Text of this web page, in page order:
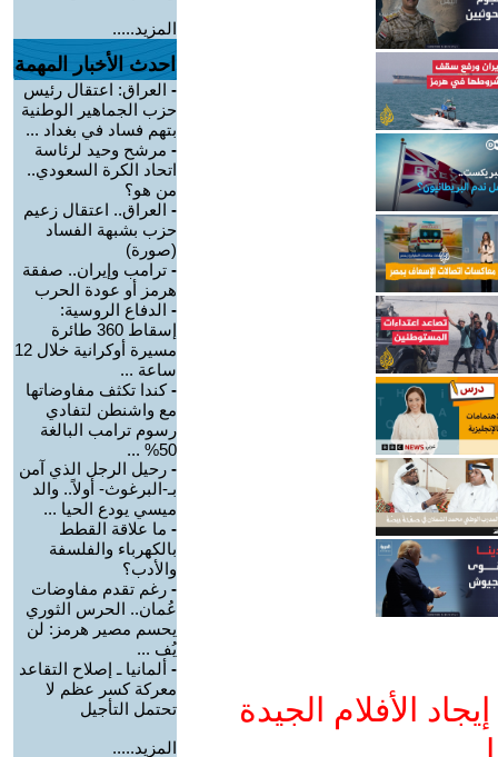
الأفلام الجيدة
المزيد.....
احدث الأخبار المهمة
- العراق: اعتقال رئيس
حزب الجماهير الوطنية
بتهم فساد في بغداد ...
- مرشح وحيد لرئاسة
اتحاد الكرة السعودي..
من هو؟
- العراق.. اعتقال زعيم
حزب بشبهة الفساد
(صورة)
- ترامب وإيران.. صفقة
هرمز أو عودة الحرب
- الدفاع الروسية:
إسقاط 360 طائرة
مسيرة أوكرانية خلال 12
ساعة ...
-كندا تكثف مفاوضاتها
مع واشنطن لتفادي
رسوم ترامب البالغة
50% ...
- رحيل الرجل الذي آمن
بـ-البرغوث- أولاً.. والد
ميسي يودع الحيا ...
- ما علاقة القطط
بالكهرباء والفلسفة
والأدب؟
- رغم تقدم مفاوضات
عُمان.. الحرس الثوري
يحسم مصير هرمز: لن
يُف ...
- ألمانيا ـ إصلاح التقاعد
معركة كسر عظم لا
تحتمل التأجيل
المزيد.....